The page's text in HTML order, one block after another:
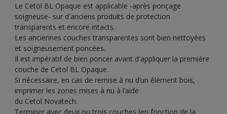
Le Cetol BL Opaque est applicable -après ponçage
soigneuse- sur d'anciens produits de protection
transparents et encore intacts.
Les anciennes couches transparentes sont bien nettoyées
et soigneusement poncées.
Il est impératif de bien poncer avant d'appliquer la première
couche de Cetol BL Opaque.
Si nécessaire, en cas de remise à nu d’un élément bois,
imprimer les zones mises à nu à l’aide
du Cetol Novatech.
Terminer avec deux ou trois couches (en fonction de la